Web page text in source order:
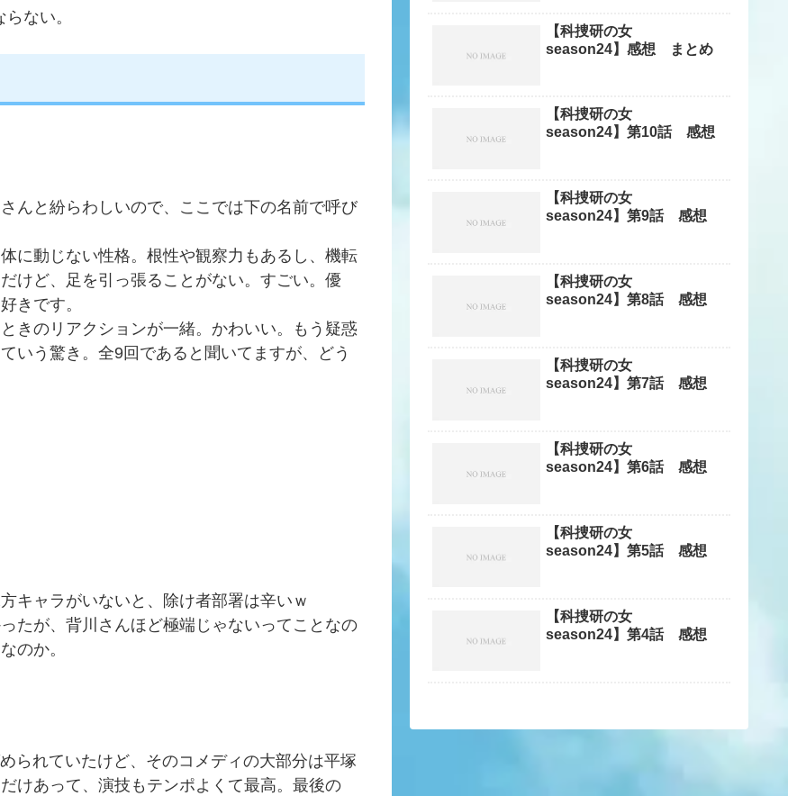
ない。
んと紛らわしいので、ここでは下の名前で呼び
に動じない性格。根性や観察力もあるし、機転
けど、足を引っ張ることがない。すごい。優
きです。
きのリアクションが一緒。かわいい。もう疑惑
う驚き。全9回であると聞いてますが、どう
キャラがいないと、除け者部署は辛いｗ
たが、背川さんほど極端じゃないってことなの
のか。
られていたけど、そのコメディの大部分は平塚
けあって、演技もテンポよくて最高。最後の
【科捜研の女
season24】感想 まとめ
【科捜研の女
season24】第10話 感想
【科捜研の女
season24】第9話 感想
【科捜研の女
season24】第8話 感想
【科捜研の女
season24】第7話 感想
【科捜研の女
season24】第6話 感想
【科捜研の女
season24】第5話 感想
【科捜研の女
season24】第4話 感想